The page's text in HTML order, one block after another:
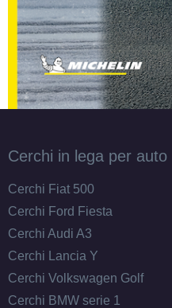
Cerchi in lega per auto
Cerchi Fiat 500
Cerchi Ford Fiesta
Cerchi Audi A3
Cerchi Lancia Y
Cerchi Volkswagen Golf
Cerchi BMW serie 1